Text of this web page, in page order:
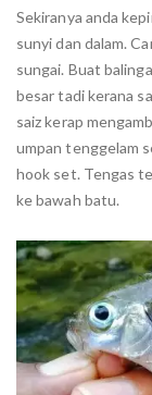
Sekiranya anda
sunyi dan dalam.
sungai. Buat
besar tadi kerana
saiz kerap
umpan tenggelam
hook set. Tengas
ke bawah batu.